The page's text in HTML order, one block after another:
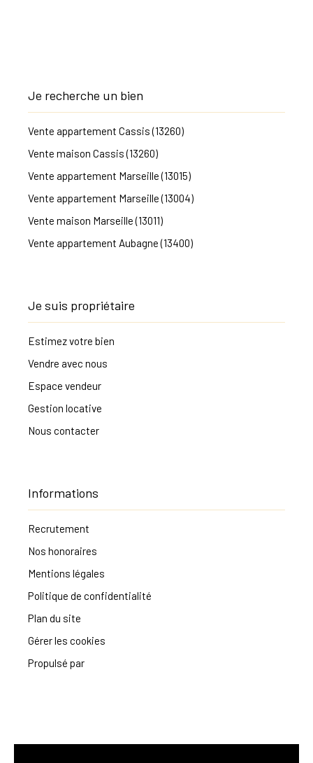
Je recherche un bien
Vente appartement Cassis (13260)
Vente maison Cassis (13260)
Vente appartement Marseille (13015)
Vente appartement Marseille (13004)
Vente maison Marseille (13011)
Vente appartement Aubagne (13400)
Je suis propriétaire
Estimez votre bien
Vendre avec nous
Espace vendeur
Gestion locative
Nous contacter
Informations
Recrutement
Nos honoraires
Mentions légales
Politique de confidentialité
Plan du site
Gérer les cookies
Propulsé par